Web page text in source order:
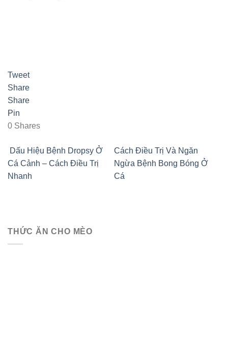
Tweet
Share
Share
Pin
0 Shares
Dấu Hiệu Bệnh Dropsy Ở
Cá Cảnh – Cách Điều Trị
Nhanh
Cách Điều Trị Và Ngăn
Ngừa Bệnh Bong Bóng Ở
Cá
THỨC ĂN CHO MÈO